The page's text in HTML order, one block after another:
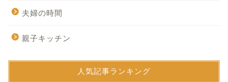
夫婦の時間
親子キッチン
人気記事ランキング